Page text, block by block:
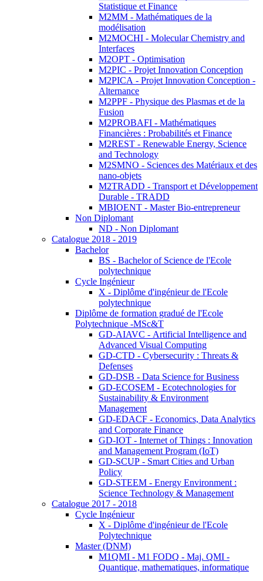
Statistique et Finance
M2MM - Mathématiques de la
modélisation
M2MOCHI - Molecular Chemistry and
Interfaces
M2OPT - Optimisation
M2PIC - Projet Innovation Conception
M2PICA - Projet Innovation Conception -
Alternance
M2PPF - Physique des Plasmas et de la
Fusion
M2PROBAFI - Mathématiques
Financières : Probabilités et Finance
M2REST - Renewable Energy, Science
and Technology
M2SMNO - Sciences des Matériaux et des
nano-objets
M2TRADD - Transport et Développement
Durable - TRADD
MBIOENT - Master Bio-entrepreneur
Non Diplomant
ND - Non Diplomant
Catalogue 2018 - 2019
Bachelor
BS - Bachelor of Science de l'Ecole
polytechnique
Cycle Ingénieur
X - Diplôme d'ingénieur de l'Ecole
polytechnique
Diplôme de formation gradué de l'Ecole
Polytechnique -MSc&T
GD-AIAVC - Artificial Intelligence and
Advanced Visual Computing
GD-CTD - Cybersecurity : Threats &
Defenses
GD-DSB - Data Science for Business
GD-ECOSEM - Ecotechnologies for
Sustainability & Environment
Management
GD-EDACF - Economics, Data Analytics
and Corporate Finance
GD-IOT - Internet of Things : Innovation
and Management Program (IoT)
GD-SCUP - Smart Cities and Urban
Policy
GD-STEEM - Energy Environment :
Science Technology & Management
Catalogue 2017 - 2018
Cycle Ingénieur
X - Diplôme d'ingénieur de l'Ecole
Polytechnique
Master (DNM)
M1QMI - M1 FODQ - Maj. QMI -
Quantique, mathematiques, informatique